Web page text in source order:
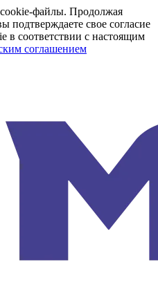
файлы. Продолжая
подтверждаете свое согласие
в соответствии с настоящим
соглашением